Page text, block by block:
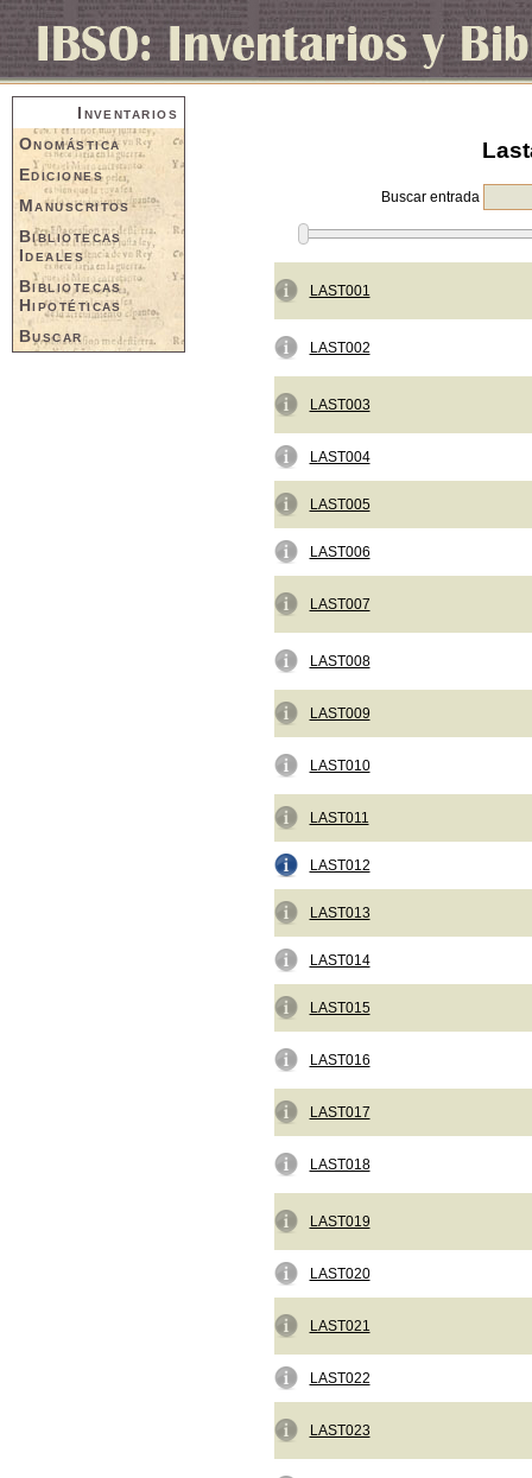
Inventarios
Onomástica
Ediciones
Manuscritos
Bibliotecas
Ideales
Bibliotecas
Hipotéticas
Buscar
Buscar entrada
LAST001
LAST002
LAST003
LAST004
LAST005
LAST006
LAST007
LAST008
LAST009
LAST010
LAST011
LAST012
LAST013
LAST014
LAST015
LAST016
LAST017
LAST018
LAST019
LAST020
LAST021
LAST022
LAST023